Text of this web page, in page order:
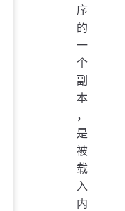
序
的
一
个
副
本
，
是
被
载
入
内